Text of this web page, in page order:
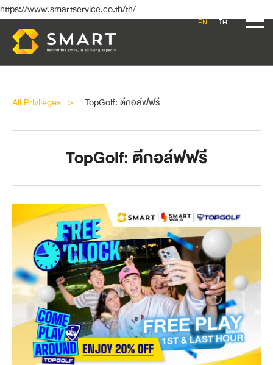
https://www.smartservice.co.th/th/
EN TH
All Privileges TopGolf: ตีกอล์ฟฟรี
TopGolf: ตีกอล์ฟฟรี